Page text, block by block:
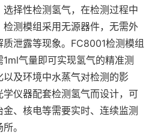
择性检测氢气，在检测过程中
测模组采用无源器件，无需外
泄露等现象。FC8001检测模组
气量即可实现氢气的精准测
及环境中水蒸气对检测的影
仪器配套检测氢气而设计，可
、核电等需要实时、连续监测
。